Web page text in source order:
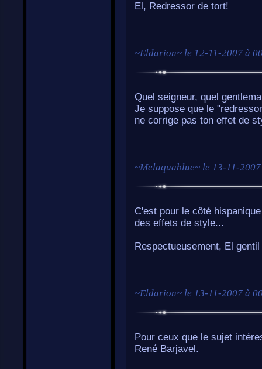
El, Redressor de tort!
~Eldarion~ le 12-11-2007 à
Quel seigneur, quel
Je suppose que le
ne corrige pas ton effet de
~Melaquablue~ le 13-11-
C'est pour le côté
des effets de style...
Respectueusement, El
~Eldarion~ le 13-11-2007 à
Pour ceux que le sujet
René Barjavel.